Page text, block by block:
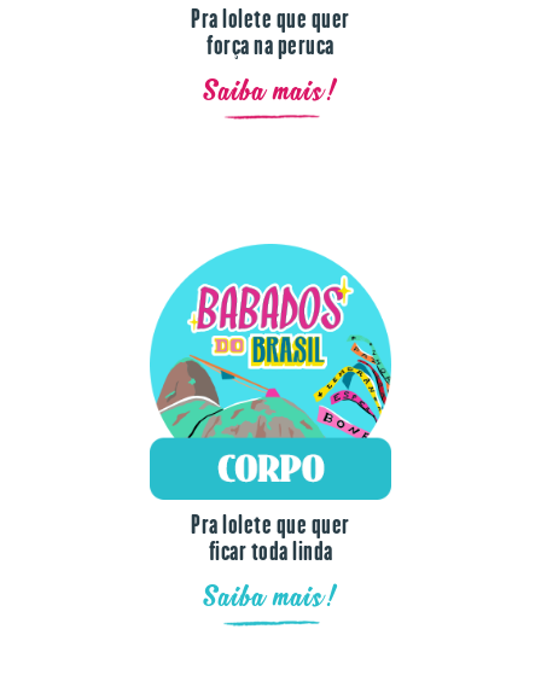
Pra lolete que quer
força na peruca
Saiba mais!
Pra lolete que quer
ficar toda linda
Saiba mais!